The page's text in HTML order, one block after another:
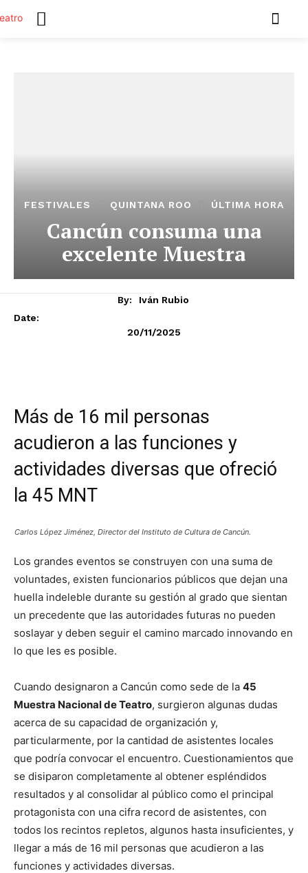
FESTIVALES QUINTANA ROO ÚLTIMA HORA
Cancún consuma una
excelente Muestra
By:
Iván Rubio
Date:
20/11/2025
Más de 16 mil personas
acudieron a las funciones y
actividades diversas que ofreció
la 45 MNT
Carlos López Jiménez, Director del Instituto de Cultura de Cancún.
Los grandes eventos se construyen con una suma de
voluntades, existen funcionarios públicos que dejan una
huella indeleble durante su gestión al grado que sientan
un precedente que las autoridades futuras no pueden
soslayar y deben seguir el camino marcado innovando en
lo que les es posible.
Cuando designaron a Cancún como sede de la 45
Muestra Nacional de Teatro, surgieron algunas dudas
acerca de su capacidad de organización y,
particularmente, por la cantidad de asistentes locales
que podría convocar el encuentro. Cuestionamientos que
se disiparon completamente al obtener espléndidos
resultados y al consolidar al público como el principal
protagonista con una cifra record de asistentes, con
todos los recintos repletos, algunos hasta insuficientes, y
llegar a más de 16 mil personas que acudieron a las
funciones y actividades diversas.